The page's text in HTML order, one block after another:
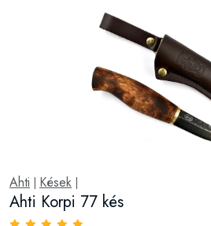
Ahti Kések
Ahti Korpi 77 kés